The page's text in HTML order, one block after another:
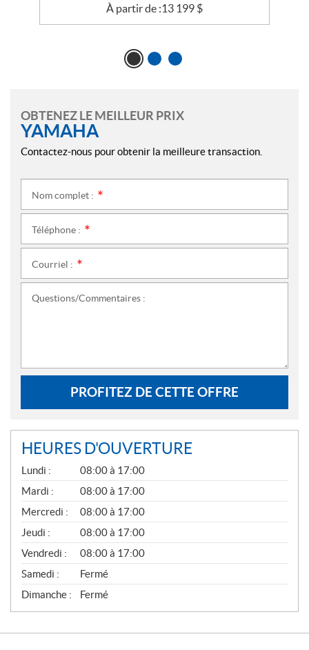
À partir de :13 199 $
OBTENEZ LE MEILLEUR PRIX
YAMAHA
Contactez-nous pour obtenir la meilleure transaction.
Nom complet :
Téléphone :
Courriel :
Questions/Commentaires :
PROFITEZ DE CETTE OFFRE
HEURES D'OUVERTURE
G
É
N
É
R
A
L
Lundi :
08:00 à 17:00
Mardi :
08:00 à 17:00
Mercredi :
08:00 à 17:00
Jeudi :
08:00 à 17:00
Vendredi :
08:00 à 17:00
Samedi :
Fermé
Dimanche :
Fermé